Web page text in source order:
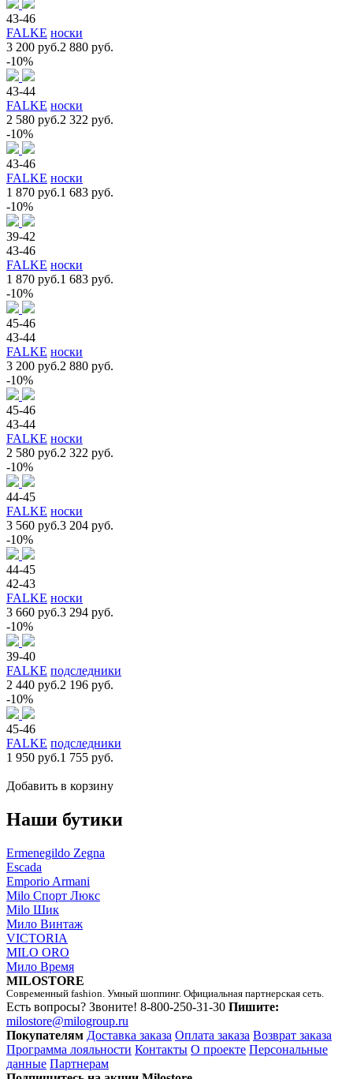
43-46
FALKE носки
3 200 руб.2 880 руб.
-10%
43-44
FALKE носки
2 580 руб.2 322 руб.
-10%
43-46
FALKE носки
1 870 руб.1 683 руб.
-10%
39-42
43-46
FALKE носки
1 870 руб.1 683 руб.
-10%
45-46
43-44
FALKE носки
3 200 руб.2 880 руб.
-10%
45-46
43-44
FALKE носки
2 580 руб.2 322 руб.
-10%
44-45
FALKE носки
3 560 руб.3 204 руб.
-10%
44-45
42-43
FALKE носки
3 660 руб.3 294 руб.
-10%
39-40
FALKE подследники
2 440 руб.2 196 руб.
-10%
45-46
FALKE подследники
1 950 руб.1 755 руб.
Добавить в корзину
Наши бутики
Ermenegildo Zegna
Escada
Emporio Armani
Milo Спорт Люкс
Milo Шик
Мило Винтаж
VICTORIA
MILO ORO
Мило Время
MILOSTORE
Современный fashion. Умный шоппинг. Официальная партнерская сеть.
Есть вопросы? Звоните! 8-800-250-31-30 Пишите:
milostore@milogroup.ru
Покупателям Доставка заказа Оплата заказа Возврат заказа
Программа лояльности Контакты О проекте Персональные
данные Партнерам